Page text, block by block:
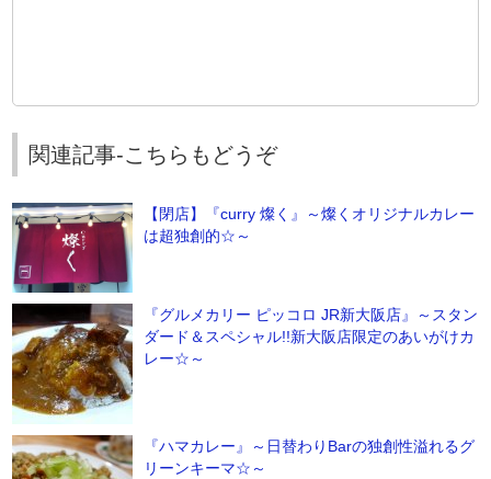
関連記事-こちらもどうぞ
【閉店】『curry 燦く』～燦くオリジナルカレー
は超独創的☆～
『グルメカリー ピッコロ JR新大阪店』～スタン
ダード＆スペシャル!!新大阪店限定のあいがけカ
レー☆～
『ハマカレー』～日替わりBarの独創性溢れるグ
リーンキーマ☆～